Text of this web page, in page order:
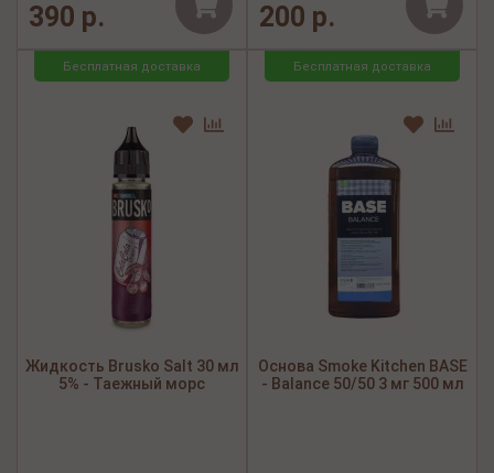
390 р. 200 р.
Бесплатная доставка
Жидкость Brusko Salt 30 мл
5% - Таежный морс
Бесплатная доставка
Основа Smoke Kitchen BASE
- Balance 50/50 3 мг 500 мл